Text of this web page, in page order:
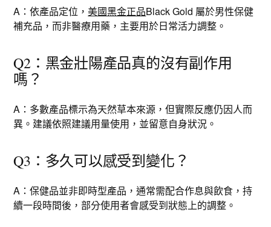
A：依產品定位，美國黑金正品Black Gold 屬於男性保健
補充品，而非醫療用藥，主要用於日常活力調整。
Q2：黑金壯陽產品真的沒有副作用
嗎？
A：多數產品標示為天然草本來源，但實際反應仍因人而
異。建議依照建議用量使用，並留意自身狀況。
Q3：多久可以感受到變化？
A：保健品並非即時型產品，通常需配合作息與飲食，持
續一段時間後，部分使用者會感受到狀態上的調整。